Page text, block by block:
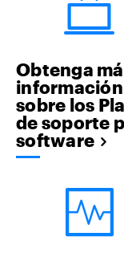
Obtenga
información
sobre los
de soporte
software